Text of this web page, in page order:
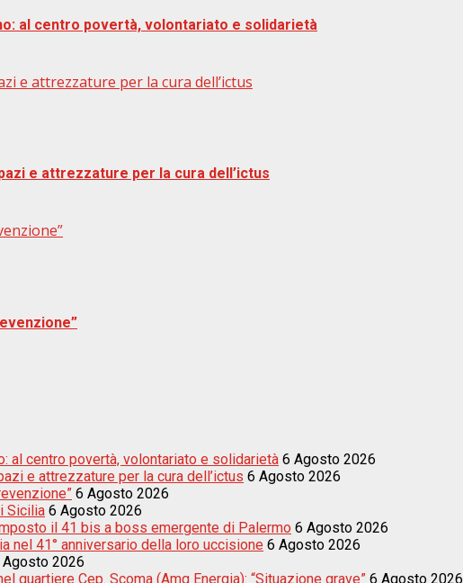
al centro povertà, volontariato e solidarietà
e attrezzature per la cura dell’ictus
e attrezzature per la cura dell’ictus
al centro povertà, volontariato e solidarietà 6 Agosto 2026
e attrezzature per la cura dell’ictus 6 Agosto 2026
6 Agosto 2026
Sicilia 6 Agosto 2026
il 41 bis a boss emergente di Palermo 6 Agosto 2026
nel 41° anniversario della loro uccisione 6 Agosto 2026
Agosto 2026
quartiere Cep. Scoma (Amg Energia): “Situazione grave” 6 Agosto 2026